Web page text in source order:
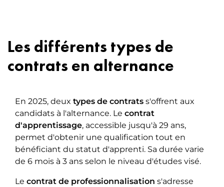
Les différents types de
contrats en alternance
En 2025, deux types de contrats s'offrent aux
candidats à l'alternance. Le contrat
d'apprentissage, accessible jusqu'à 29 ans,
permet d'obtenir une qualification tout en
bénéficiant du statut d'apprenti. Sa durée varie
de 6 mois à 3 ans selon le niveau d'études visé.
Le contrat de professionnalisation s'adresse